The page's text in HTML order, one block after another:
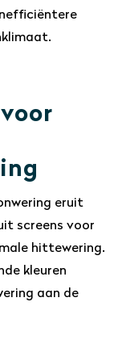
eruit
screens voor
hittewering.
kleuren
aan de